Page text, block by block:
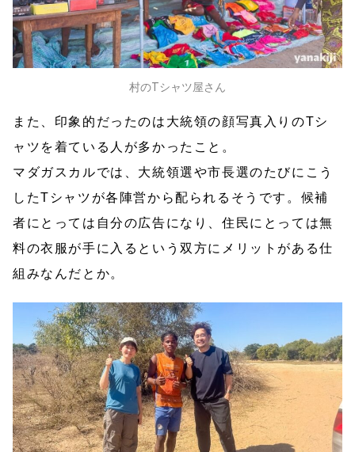
村のTシャツ屋さん
また、印象的だったのは大統領の顔写真入りのTシ
ャツを着ている人が多かったこと。
マダガスカルでは、大統領選や市長選のたびにこう
したTシャツが各陣営から配られるそうです。候補
者にとっては自分の広告になり、住民にとっては無
料の衣服が手に入るという双方にメリットがある仕
組みなんだとか。